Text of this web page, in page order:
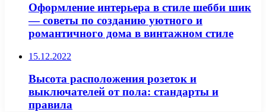
Оформление интерьера в стиле шебби шик
— советы по созданию уютного и
романтичного дома в винтажном стиле
15.12.2022
Высота расположения розеток и
выключателей от пола: стандарты и
правила